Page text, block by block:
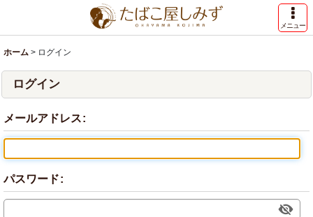
メニュー
ホーム > ログイン
ログイン
メールアドレス:
パスワード: